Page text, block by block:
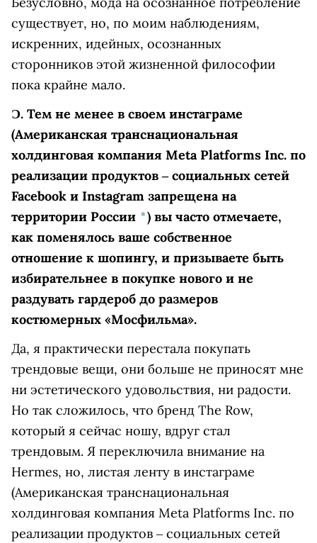
существует, но, по моим наблюдениям,
искренних, идейных, осознанных
сторонников этой жизненной философии
пока крайне мало.
Ɔ. Тем не менее в своем инстаграме
(Американская транснациональная
холдинговая компания Meta Platforms Inc. по
реализации продуктов ‒ социальных сетей
Facebook и Instagram запрещена на
территории России *) вы часто отмечаете,
как поменялось ваше собственное
отношение к шопингу, и призываете быть
избирательнее в покупке нового и не
раздувать гардероб до размеров
костюмерных «Мосфильма».
Да, я практически перестала покупать
трендовые вещи, они больше не приносят мне
ни эстетического удовольствия, ни радости.
Но так сложилось, что бренд The Row,
который я сейчас ношу, вдруг стал
трендовым. Я переключила внимание на
Hermes, но, листая ленту в инстаграме
(Американская транснациональная
холдинговая компания Meta Platforms Inc. по
реализации продуктов ‒ социальных сетей